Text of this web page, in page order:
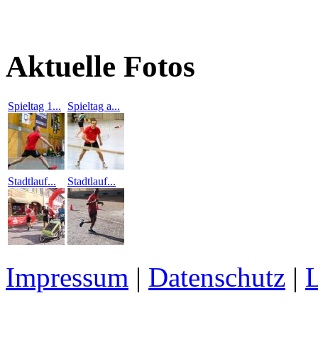
Aktuelle Fotos
Spieltag 1... Spieltag a...
Stadtlauf... Stadtlauf...
Impressum | Datenschutz |